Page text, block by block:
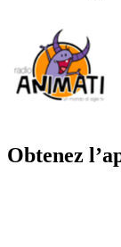
Obtenez